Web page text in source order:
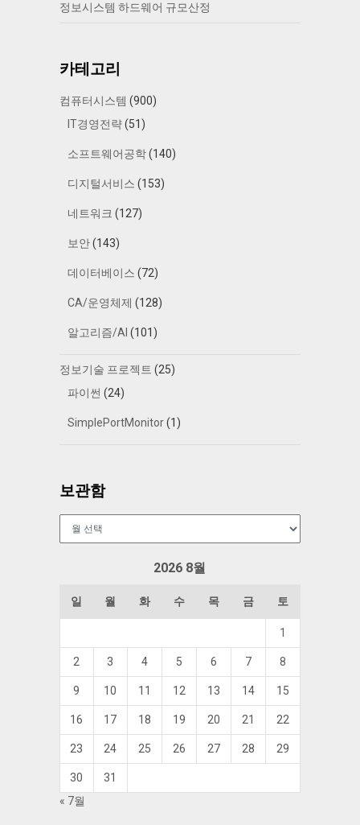
정보시스템 하드웨어 규모산정
카테고리
컴퓨터시스템 (900)
IT경영전략(51)
소프트웨어공학(140)
디지털서비스 (153)
네트워크 (127)
보안(143)
데이터베이스 (72)
CA/운영체제 (128)
알고리즘/AI (101)
정보기술 프로젝트 (25)
파이썬 (24)
SimplePortMonitor(1)
보관함
2026 8월
일 월 화 수 목 금 토
1
2 3 4 5 6 7 8
9 10 11 12 13 14 15
16 17 18 19 20 21 22
23 24 25 26 27 28 29
30
31
« 7월